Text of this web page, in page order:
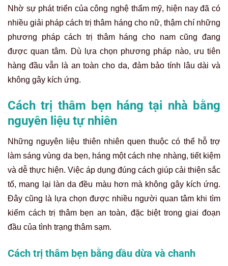
Nhờ sự phát triển của công nghệ thẩm mỹ, hiện nay đã có
nhiều giải pháp cách trị thâm háng cho nữ, thậm chí những
phương pháp cách trị thâm háng cho nam cũng đang
được quan tâm. Dù lựa chọn phương pháp nào, ưu tiên
hàng đầu vẫn là an toàn cho da, đảm bảo tính lâu dài và
không gây kích ứng.
Cách trị thâm bẹn háng tại nhà bằng
nguyên liệu tự nhiên
Những nguyên liệu thiên nhiên quen thuộc có thể hỗ trợ
làm sáng vùng da bẹn, háng một cách nhẹ nhàng, tiết kiệm
và dễ thực hiện. Việc áp dụng đúng cách giúp cải thiện sắc
tố, mang lại làn da đều màu hơn mà không gây kích ứng.
Đây cũng là lựa chọn được nhiều người quan tâm khi tìm
kiếm cách trị thâm bẹn an toàn, đặc biệt trong giai đoạn
đầu của tình trạng thâm sạm.
Cách trị thâm bẹn bằng dầu dừa và chanh